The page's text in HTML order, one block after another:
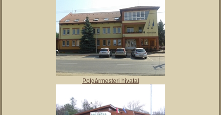
Polgármesteri hivatal